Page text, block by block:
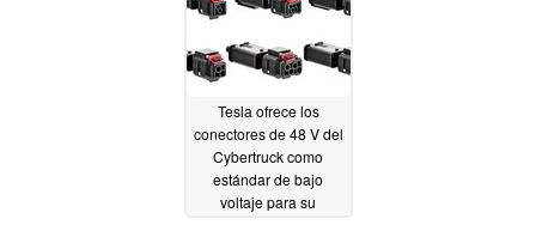
Tesla ofrece los
conectores de 48 V del
Cybertruck como
estándar de bajo
voltaje para su